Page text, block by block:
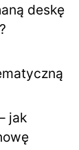
deskę
jak